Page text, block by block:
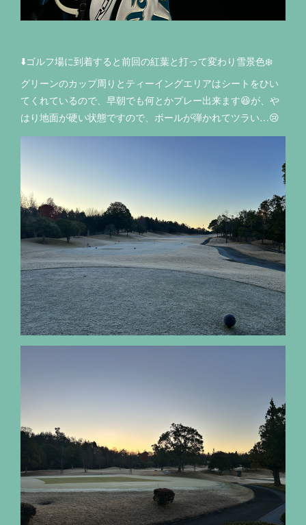
⬇️ゴルフ場に到着すると前回の紅葉と打って変わり雪景色❄️
グリーンのカップ周りとティーイングエリアはシートをひい
てくれているので、早朝でも何とかプレー出来ます😆が、や
はり地面が硬い状態ですので、ボールが弾かれてツラい…😢